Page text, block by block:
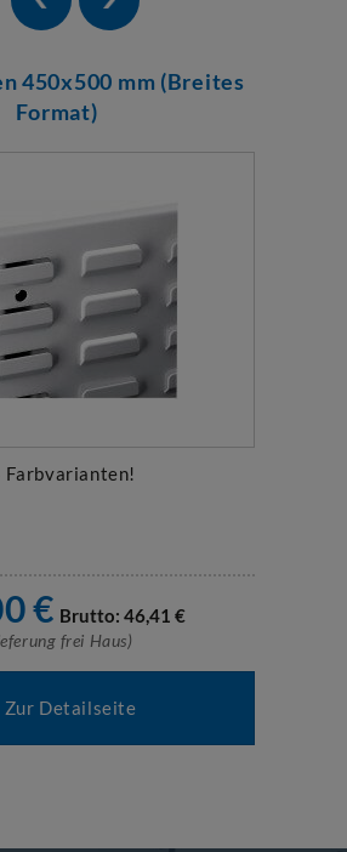
450x500 mm (Breites
Format)
Farbvarianten!
€ Brutto: 46,41 €
frei Haus)
Zur Detailseite